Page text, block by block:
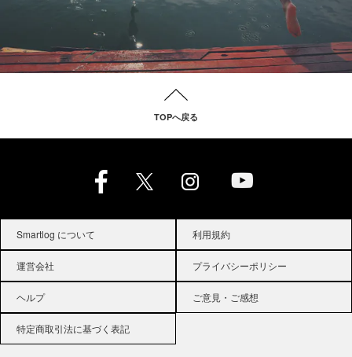
TOPへ戻る
Smartlog について 利用規約
運営会社 プライバシーポリシー
ヘルプ ご意見・ご感想
特定商取引法に基づく表記